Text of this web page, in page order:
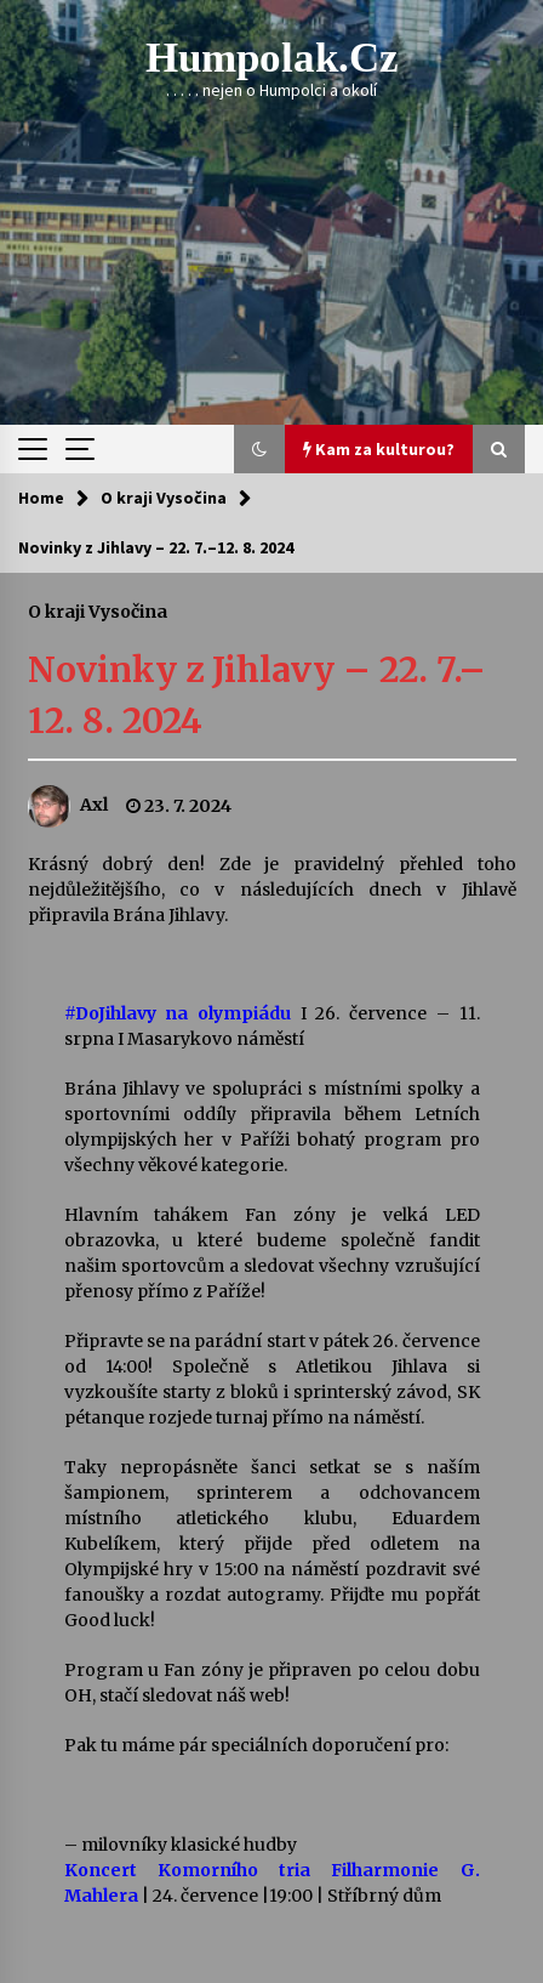
Skip
to
content
Humpolak.cz
. . . . . nejen o Humpolci a okolí
Kam za kulturou?
Kam za kulturou?
Sukuba Ensemble
Vernisáž výstavy Josefíny Duškové: Stávám se
kapkou
Veselí muzikanti
Pozvánka na integrační festival Quijotova
Letní koncerty ve Stromovce: Kolchoz a
Jenakaši
Votavžatský ploty
23. 7. 2026
Letní koncerty ve Stromovce: Rufus Miller
22. 7. 2026
Vysočinka
17. 7. 2026
Ozvěny prázdnin
14. 7. 2026
Za kulturou kousek za Humpolec. V Želivě ožije
odkaz Josefa Čapka
Varhanní recitál Michala Novenka v Klášteře
3. 7. 2026
Home O kraji Vysočina
Novinky z Jihlavy – 22. 7.–12. 8. 2024
O kraji Vysočina
Novinky z Jihlavy – 22. 7.–
12. 8. 2024
Axl 23. 7. 2024
Krásný dobrý den! Zde je pravidelný přehled toho
nejdůležitějšího, co v následujících dnech v Jihlavě
připravila Brána Jihlavy.
#DoJihlavy na olympiáduI 26. července – 11.
srpna I Masarykovo náměstí
Brána Jihlavy ve spolupráci s místními spolky a
sportovními oddíly připravila během Letních
olympijských her v Paříži bohatý program pro
všechny věkové kategorie.
Hlavním tahákem Fan zóny je velká LED
obrazovka, u které budeme společně fandit
našim sportovcům a sledovat všechny vzrušující
přenosy přímo z Paříže!
Připravte se na parádní start v pátek 26. července
od 14:00! Společně s Atletikou Jihlava si
vyzkoušíte starty z bloků i sprinterský závod, SK
pétanque rozjede turnaj přímo na náměstí.
Taky nepropásněte šanci setkat se s naším
šampionem, sprinterem a odchovancem
místního atletického klubu, Eduardem
Kubelíkem, který přijde před odletem na
Olympijské hry v 15:00 na náměstí pozdravit své
fanoušky a rozdat autogramy. Přijďte mu popřát
Good luck!
Program u Fan zóny je připraven po celou dobu
OH, stačí sledovat náš web!
Pak tu máme pár speciálních doporučení pro:
– milovníky klasické hudby
Koncert Komorního tria Filharmonie G.
Mahlera
| 24. července |19:00 | Stříbrný dům